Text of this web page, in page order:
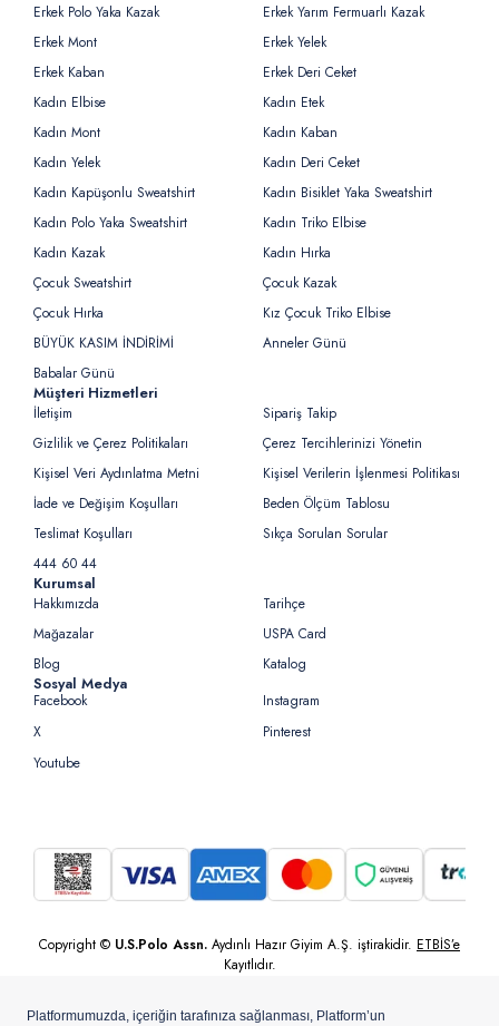
Erkek Polo Yaka Kazak
Erkek Yarım Fermuarlı Kazak
Erkek Mont
Erkek Yelek
Erkek Kaban
Erkek Deri Ceket
Kadın Elbise
Kadın Etek
Kadın Mont
Kadın Kaban
Kadın Yelek
Kadın Deri Ceket
Kadın Kapüşonlu Sweatshirt
Kadın Bisiklet Yaka Sweatshirt
Kadın Polo Yaka Sweatshirt
Kadın Triko Elbise
Kadın Kazak
Kadın Hırka
Çocuk Sweatshirt
Çocuk Kazak
Çocuk Hırka
Kız Çocuk Triko Elbise
BÜYÜK KASIM İNDİRİMİ
Anneler Günü
Babalar Günü
Müşteri Hizmetleri
İletişim
Sipariş Takip
Gizlilik ve Çerez Politikaları
Çerez Tercihlerinizi Yönetin
Kişisel Veri Aydınlatma Metni
Kişisel Verilerin İşlenmesi Politikası
İade ve Değişim Koşulları
Beden Ölçüm Tablosu
Teslimat Koşulları
Sıkça Sorulan Sorular
444 60 44
Kurumsal
Hakkımızda
Tarihçe
Mağazalar
USPA Card
Blog
Katalog
Sosyal Medya
Facebook
Instagram
X
Pinterest
Youtube
Copyright © U.S.Polo Assn. Aydınlı Hazır Giyim A.Ş. iştirakidir. ETBİS’e
Kayıtlıdır.